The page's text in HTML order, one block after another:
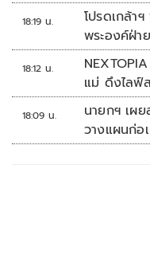
18:19 น.
โปรดเกล้าฯ
พระองค์ฝ่า
18:12 น.
แม่ ดึงไลฟ์
รณ์ช้อปปิง
18:09 น.
นายกฯ เผย
วางแผนก่อ